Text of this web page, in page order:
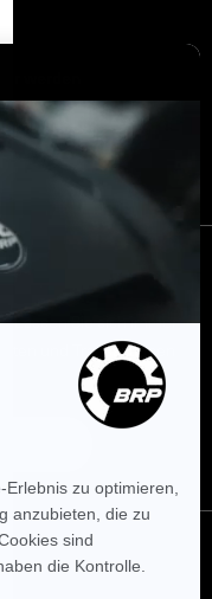
Lassen Sie sich immer
und Transaktionen